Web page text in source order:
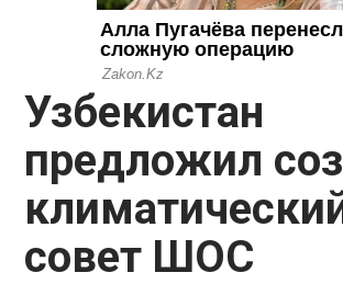
Узбекистан
предложил
совет ШОС